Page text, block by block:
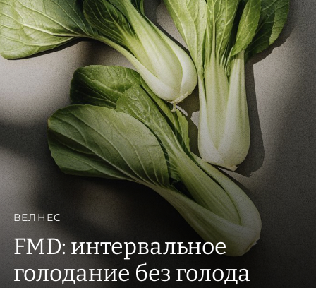
ВЕЛНЕС
FMD: интервальное
голодание без голода